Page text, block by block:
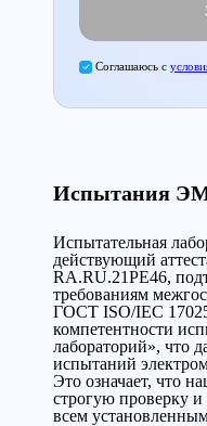
Соглашаюсь с
Испытания
Испытательная
действующий
RA.RU.21PE46,
требованиям
ГОСТ ISO/IEC
компетентности
лабораторий», что
испытаний
Это означает, что
строгую проверку и
всем